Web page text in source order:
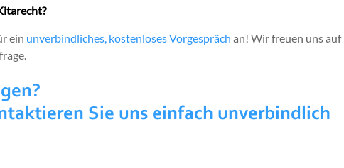
ein unverbindliches, kostenloses Vorgespräch an! Wir freuen uns auf